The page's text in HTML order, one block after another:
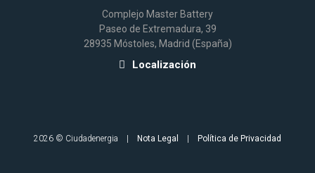
Complejo Master Battery
Paseo de Extremadura, 39
28935 Móstoles, Madrid (España)
Localización
2026 © Ciudadenergia | Nota Legal Política de Privacidad